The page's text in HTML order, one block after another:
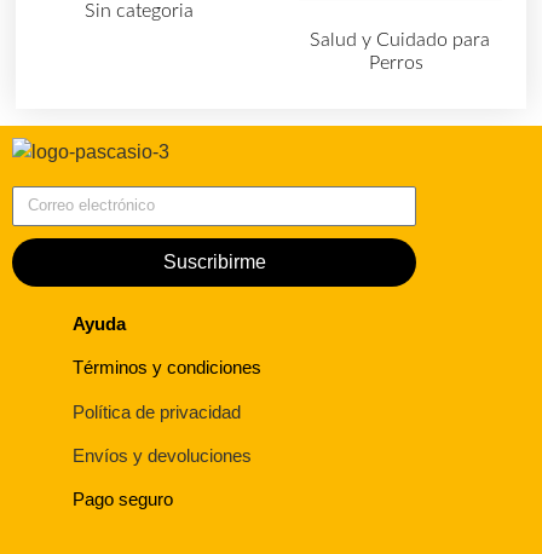
Sin categoria
Salud y Cuidado para
Perros
Suscribirme
Ayuda
Términos y condiciones
Política de privacidad
Envíos y devoluciones
Pago seguro